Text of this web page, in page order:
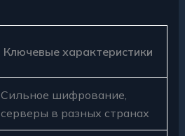
Ключевые характеристики
Сильное шифрование,
серверы в разных странах